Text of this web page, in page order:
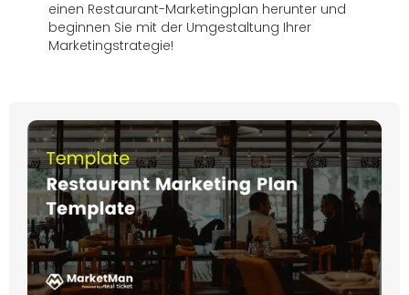
einen Restaurant-Marketingplan herunter und
beginnen Sie mit der Umgestaltung Ihrer
Marketingstrategie!